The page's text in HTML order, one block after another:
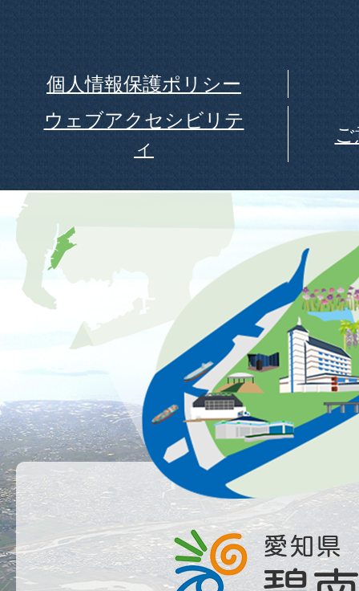
個人情報保護ポリシー
ウェブアクセシビリテ
ィ